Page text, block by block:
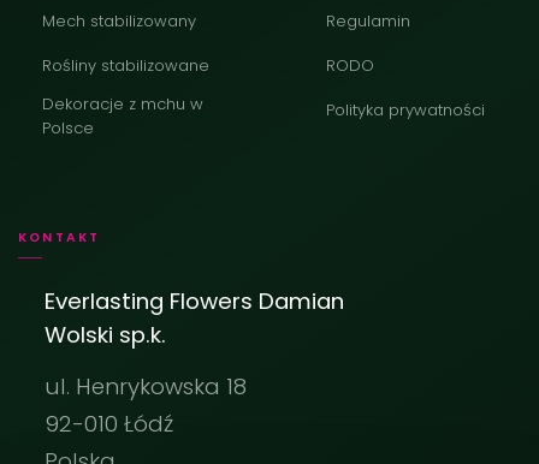
Mech stabilizowany
Rośliny stabilizowane
Dekoracje z mchu w
Polsce
Regulamin
RODO
Polityka prywatności
KONTAKT
Everlasting Flowers Damian
Wolski sp.k.
ul. Henrykowska 18
92-010 Łódź